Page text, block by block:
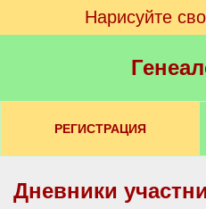
Нарисуйте
РЕГИСТРАЦИЯ
Дневники